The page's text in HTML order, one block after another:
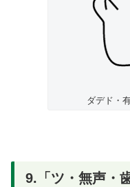
ダデド・
9.「ツ・無声・